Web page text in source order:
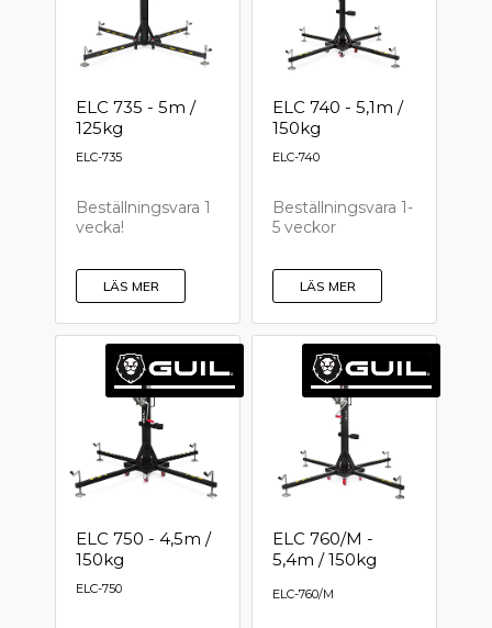
ELC 735 - 5m /
125kg
ELC-735
Beställningsvara 1
vecka!
LÄS MER
ELC 740 - 5,1m /
150kg
ELC-740
Beställningsvara 1-
5 veckor
LÄS MER
ELC 750 - 4,5m /
150kg
ELC-750
ELC 760/M -
5,4m / 150kg
ELC-760/M